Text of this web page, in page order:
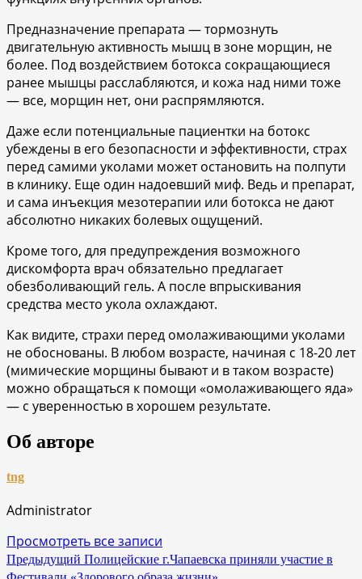
Предназначение препарата — тормознуть
двигательную активность мышц в зоне морщин, не
более. Под воздействием ботокса сокращающиеся
ранее мышцы расслабляются, и кожа над ними тоже
— все, морщин нет, они распрямляются.
Даже если потенциальные пациентки на ботокс
убеждены в его безопасности и эффективности, страх
перед самими уколами может остановить на полпути
в клинику. Еще один надоевший миф. Ведь и препарат,
и сама инъекция мезотерапии или ботокса не дают
абсолютно никаких болевых ощущений.
Кроме того, для предупреждения возможного
дискомфорта врач обязательно предлагает
обезболивающий гель. А после впрыскивания
средства место укола охлаждают.
Как видите, страхи перед омолаживающими уколами
не обоснованы. В любом возрасте, начиная с 18-20 лет
(мимические морщины бывают и в таком возрасте)
можно обращаться к помощи «омолаживающего яда»
— с уверенностью в хорошем результате.
Об авторе
tng
Administrator
Просмотреть все записи
Навигация
Предыдущий Полицейские г.Чапаевска приняли участие в